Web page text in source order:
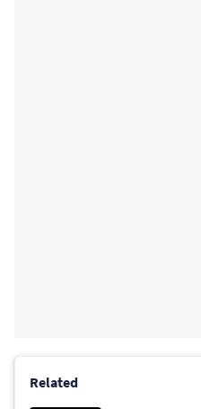
Related